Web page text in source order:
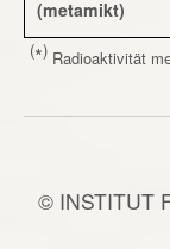
(metamikt)
(*) Radioaktivität
© INSTITUT